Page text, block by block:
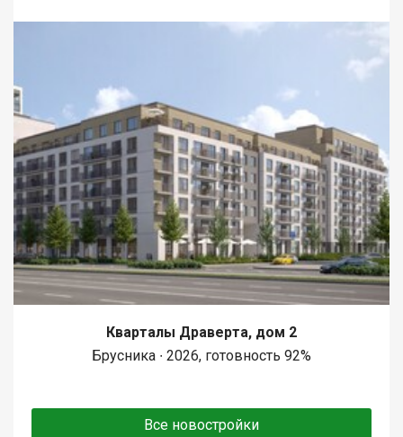
Кварталы Драверта, дом 2
Брусника ∙ 2026, готовность 92%
Все новостройки